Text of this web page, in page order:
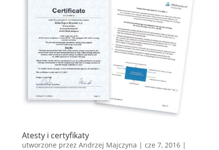
Atesty i certyfikaty
utworzone przez Andrzej Majczyna | cze 7, 2016|